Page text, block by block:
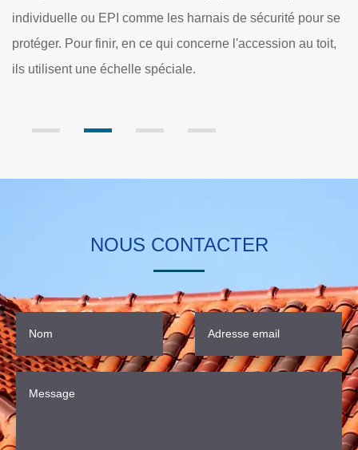
se ardoises. Mais son défaut est la nécessité de la dépense
de beaucoup de temps et de beaucoup d'énergie.
NOUS CONTACTER